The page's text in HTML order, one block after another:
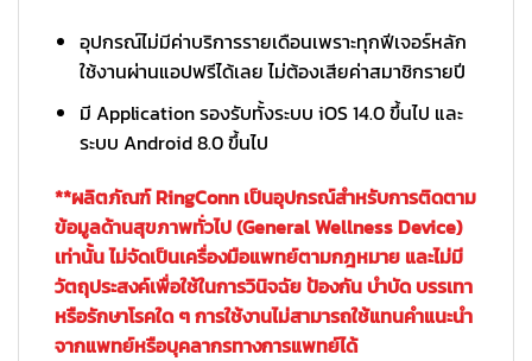
อุปกรณ์ไม่มีค่าบริการรายเดือนเพราะทุกฟีเจอร์หลัก
ใช้งานผ่านแอปฟรีได้เลย ไม่ต้องเสียค่าสมาชิกรายปี
มี Application รองรับทั้งระบบ iOS 14.0 ขึ้นไป และ
ระบบ Android 8.0 ขึ้นไป
**ผลิตภัณฑ์ RingConn เป็นอุปกรณ์สำหรับการติดตาม
ข้อมูลด้านสุขภาพทั่วไป (General Wellness Device)
เท่านั้น ไม่จัดเป็นเครื่องมือแพทย์ตามกฎหมาย และไม่มี
วัตถุประสงค์เพื่อใช้ในการวินิจฉัย ป้องกัน บำบัด บรรเทา
หรือรักษาโรคใด ๆ การใช้งานไม่สามารถใช้แทนคำแนะนำ
จากแพทย์หรือบุคลากรทางการแพทย์ได้